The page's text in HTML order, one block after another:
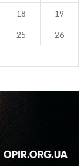
18 19
25 26